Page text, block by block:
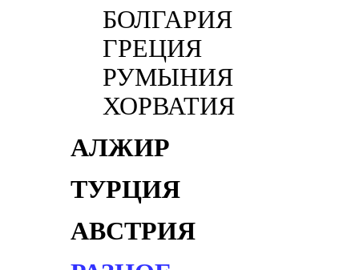
БОЛГАРИЯ
ГРЕЦИЯ
РУМЫНИЯ
ХОРВАТИЯ
АЛЖИР
ТУРЦИЯ
АВСТРИЯ